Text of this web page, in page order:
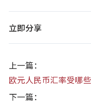
立即分享
上一篇：
欧元人民币汇率受哪
下一篇：